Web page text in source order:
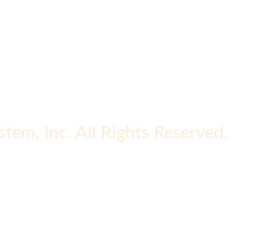
Inc. All Rights Reserved.